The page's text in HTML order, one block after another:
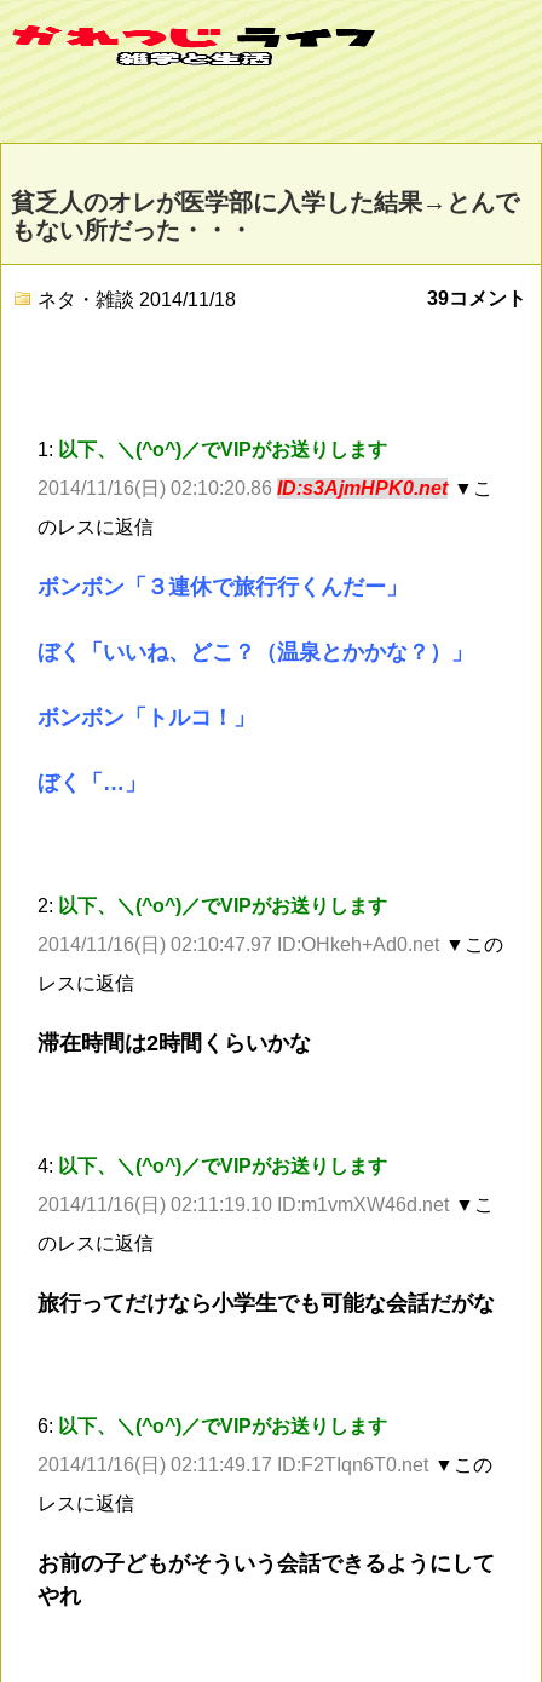
貧乏人のオレが医学部に入学した結果→とんで
もない所だった・・・
ネタ・雑談 2014/11/18 39コメント
1: 以下、＼(^o^)／でVIPがお送りします
2014/11/16(日) 02:10:20.86 ID:s3AjmHPK0.net ▼こ
のレスに返信
ボンボン「３連休で旅行行くんだー」
ぼく「いいね、どこ？（温泉とかかな？）」
ボンボン「トルコ！」
ぼく「…」
2: 以下、＼(^o^)／でVIPがお送りします
2014/11/16(日) 02:10:47.97 ID:OHkeh+Ad0.net ▼この
レスに返信
滞在時間は2時間くらいかな
4: 以下、＼(^o^)／でVIPがお送りします
2014/11/16(日) 02:11:19.10 ID:m1vmXW46d.net ▼こ
のレスに返信
旅行ってだけなら小学生でも可能な会話だがな
6: 以下、＼(^o^)／でVIPがお送りします
2014/11/16(日) 02:11:49.17 ID:F2TIqn6T0.net ▼この
レスに返信
お前の子どもがそういう会話できるようにして
やれ